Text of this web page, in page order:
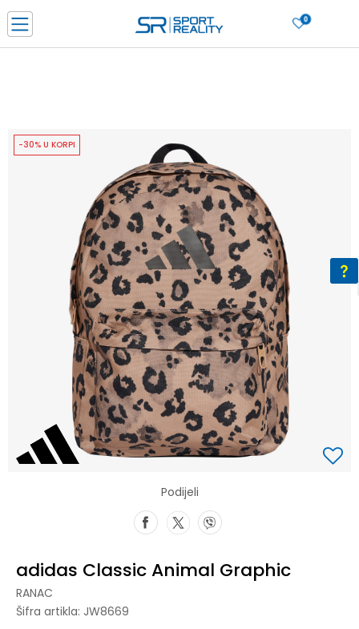
0
CLICK & COLLECT Platite karticom online i preuzmite u prodavnici po vašem
izboru
SAZNAJTE VIŠE
-30% U KORPI
Podijeli
adidas Classic Animal Graphic
RANAC
Šifra artikla: JW8669